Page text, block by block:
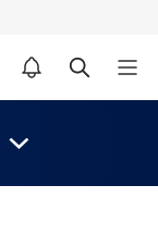
알림설정 바로가기 검색 바로가기 메뉴 열기